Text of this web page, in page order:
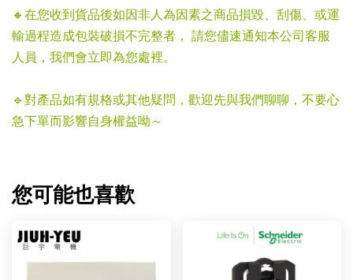
🔸在您收到貨品後如因非人為因素之商品損毀、刮傷、或運
輸過程造成包裝破損不完整者， 請您儘速通知本公司客服
人員，我們會立即為您處裡。
🔹對產品如有規格或其他疑問，歡迎先與我們聊聊，不要心
急下單而影響自身權益呦～
您可能也喜歡